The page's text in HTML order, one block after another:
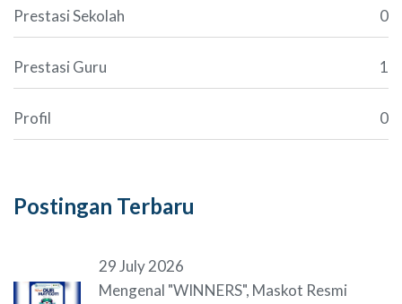
Prestasi Sekolah 0
Prestasi Guru 1
Profil 0
Postingan Terbaru
29 July 2026
Mengenal "WINNERS", Maskot Resmi